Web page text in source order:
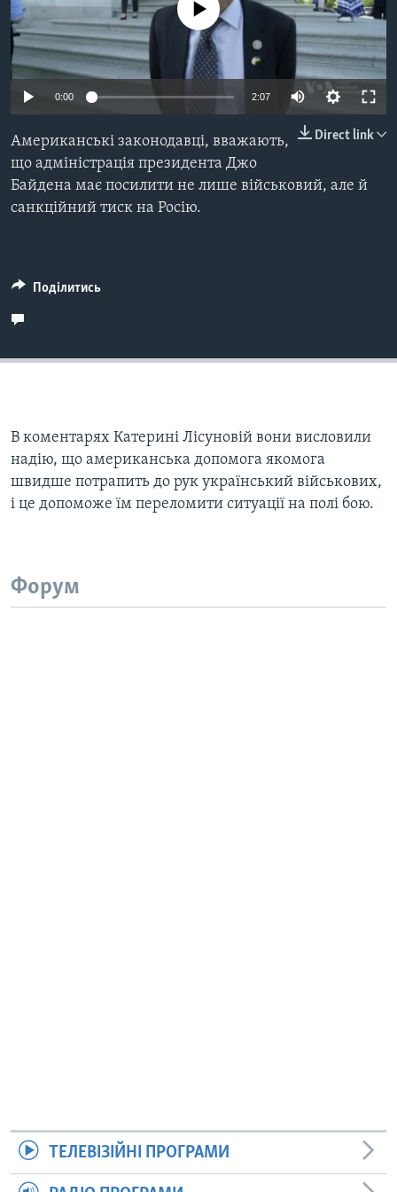
СУСПІЛЬСТВО
ЕКОНОМІКА
ІСТОРІЇ УСПІХУ УКРАЇНЦІВ
ТЕЛЕПРОГРАМИ
ЧАС-TIME
БРИФІНГ ГОЛОСУ АМЕРИКИ
ВІКНО В АМЕРИКУ
ПРАЙМ-ТАЙМ
ENGLISH
Learning English
МИ В СОЦМЕРЕЖАХ
No media source currently available
0:00 2:07
Direct link
Американські законодавці, вважають,
що адміністрація президента Джо
Байдена має посилити не лише військовий, але й
санкційний тиск на Росію.
Поділитись
В коментарях Катерині Лісуновій вони висловили
надію, що американська допомога якомога
швидше потрапить до рук український військових,
і це допоможе їм переломити ситуації на полі бою.
Форум
ТЕЛЕВІЗІЙНІ ПРОГРАМИ